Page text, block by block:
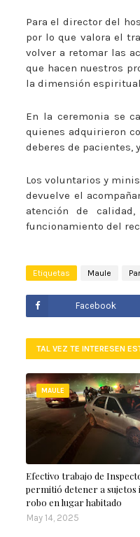
Para el director del
por lo que valora el
volver a retomar las
que hacen nuestros
la dimensión
En la ceremonia se
quienes adquirieron
deberes de pacientes,
Los voluntarios y
devuelve el
atención de
funcionamiento del
Etiquetas Maule
Facebook
TAL VEZ TE INTERESEN
MAULE
Efectivo trabajo de
permitió detener a sujetos
robo en lugar habitado
May 14, 2025